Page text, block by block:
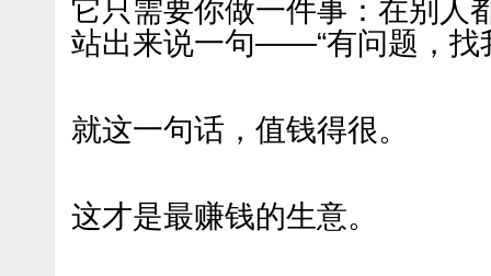
它只需要你做一件事：在别人
站出来说一句——“有问题，找
就这一句话，值钱得很。
这才是最赚钱的生意。